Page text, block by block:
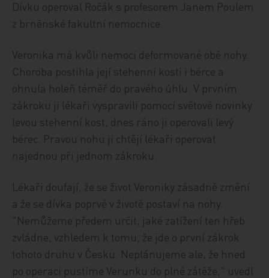
Dívku operoval Ročák s profesorem Janem Poulem
z brněnské fakultní nemocnice.
Veronika má kvůli nemoci deformované obě nohy.
Choroba postihla její stehenní kosti i bérce a
ohnula holeň téměř do pravého úhlu. V prvním
zákroku ji lékaři vyspravili pomocí světové novinky
levou stehenní kost, dnes ráno ji operovali levý
bérec. Pravou nohu ji chtějí lékaři operovat
najednou při jednom zákroku.
Lékaři doufají, že se život Veroniky zásadně změní
a že se dívka poprvé v životě postaví na nohy.
"Nemůžeme předem určit, jaké zatížení ten hřeb
zvládne, vzhledem k tomu, že jde o první zákrok
tohoto druhu v Česku. Neplánujeme ale, že hned
po operaci pustíme Verunku do plné zátěže," uvedl